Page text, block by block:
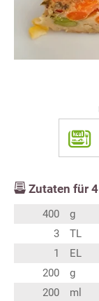
Zutaten für 4
400 g
3
TL
1
EL
200
g
200
ml